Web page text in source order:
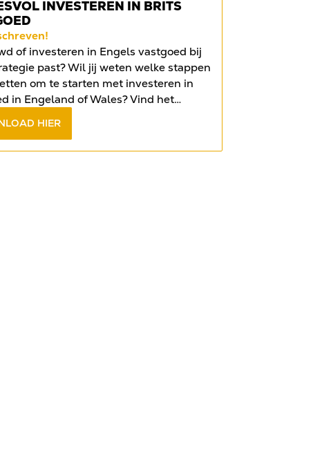
INVESTEREN IN BRITS
of investeren in Engels vastgoed bij
past? Wil jij weten welke stappen
om te starten met investeren in
in Engeland of Wales? Vind het
book.
HIER